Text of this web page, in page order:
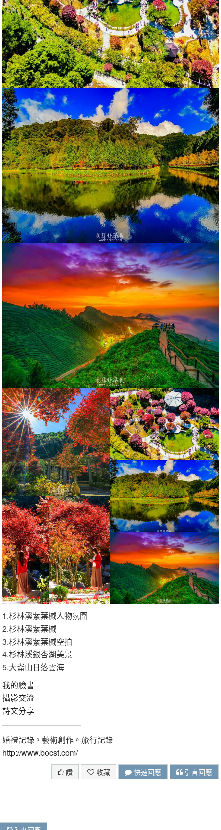
1.杉林溪紫葉槭人物氛圍
2.杉林溪紫葉槭
3.杉林溪紫葉槭空拍
4.杉林溪銀杏湖美景
5.大崙山日落雲海
我的臉書
攝影交流
詩文分享
婚禮記錄。藝術創作。旅行記錄
http://www.bocst.com/
讚 收藏 快速回應 引言回應